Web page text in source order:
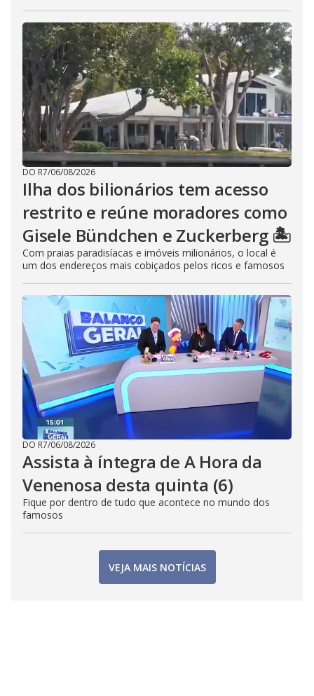
DO R7/06/08/2026
Ilha dos bilionários tem acesso
restrito e reúne moradores como
Gisele Bündchen e Zuckerberg 🏝️
Com praias paradisíacas e imóveis milionários, o local é
um dos endereços mais cobiçados pelos ricos e famosos
DO R7/06/08/2026
Assista à íntegra de A Hora da
Venenosa desta quinta (6)
Fique por dentro de tudo que acontece no mundo dos
famosos
VEJA MAIS NOTÍCIAS